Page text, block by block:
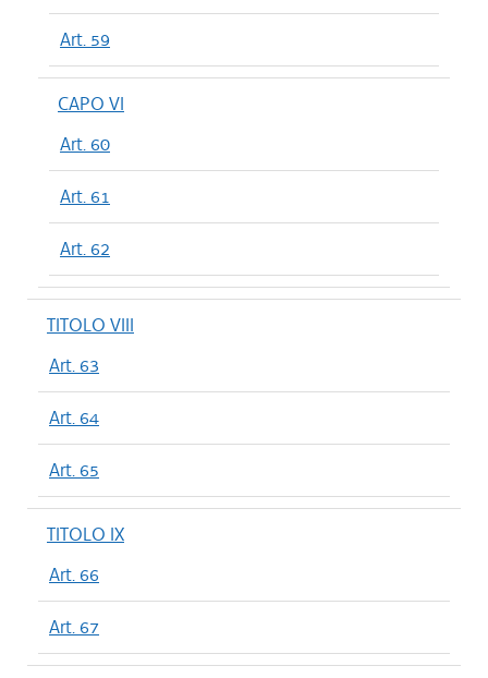
Art. 59
CAPO VI
Art. 60
Art. 61
Art. 62
TITOLO VIII
Art. 63
Art. 64
Art. 65
TITOLO IX
Art. 66
Art. 67